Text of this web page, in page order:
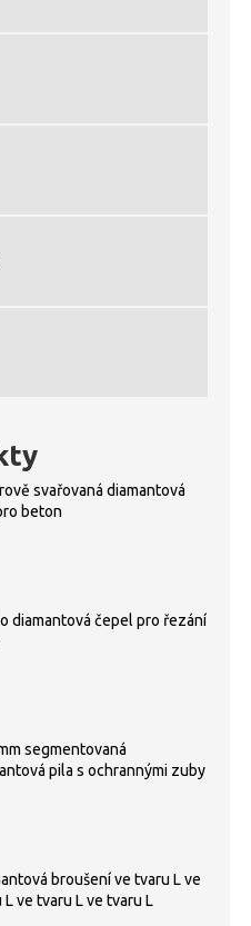
svařovaná diamantová
beton
diamantová čepel pro řezání
segmentovaná
pila s ochrannými zuby
broušení ve tvaru L ve
L ve tvaru L ve tvaru L